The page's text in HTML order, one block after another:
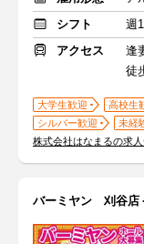
シフト
週
アクセス
逢
徒
大学生歓迎 高校生
シルバー歓迎
未経
株式会社はなまるの求
バーミヤン 刈谷店